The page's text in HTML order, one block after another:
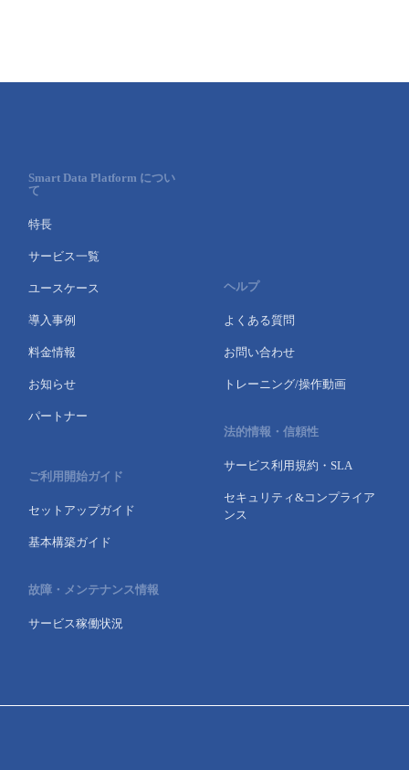
Smart Data Platform につい
て
特長
サービス一覧
ユースケース
導入事例
料金情報
お知らせ
パートナー
ご利用開始ガイド
セットアップガイド
基本構築ガイド
故障・メンテナンス情報
サービス稼働状況
ヘルプ
よくある質問
お問い合わせ
トレーニング/操作動画
法的情報・信頼性
サービス利用規約・SLA
セキュリティ&コンプライア
ンス